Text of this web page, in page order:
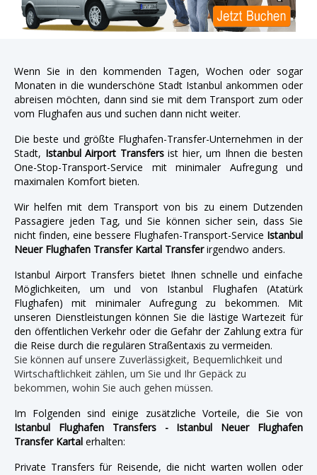
Wenn Sie in den kommenden Tagen, Wochen oder sogar
Monaten in die wunderschöne Stadt Istanbul ankommen oder
abreisen möchten, dann sind sie mit dem Transport zum oder
vom Flughafen aus und suchen dann nicht weiter.
Die beste und größte Flughafen-Transfer-Unternehmen in der
Stadt, Istanbul Airport Transfersist hier, um Ihnen die besten
One-Stop-Transport-Service mit minimaler Aufregung und
maximalen Komfort bieten.
Wir helfen mit dem Transport von bis zu einem Dutzenden
Passagiere jeden Tag, und Sie können sicher sein, dass Sie
nicht finden, eine bessere Flughafen-Transport-Service Istanbul
Neuer Flughafen Transfer Kartal Transferirgendwo anders.
Istanbul Airport Transfers bietet Ihnen schnelle und einfache
Möglichkeiten, um und von Istanbul Flughafen (Atatürk
Flughafen) mit minimaler Aufregung zu bekommen. Mit
unseren Dienstleistungen können Sie die lästige Wartezeit für
den öffentlichen Verkehr oder die Gefahr der Zahlung extra für
die Reise durch die regulären Straßentaxis zu vermeiden.
Sie können auf unsere Zuverlässigkeit, Bequemlichkeit und
Wirtschaftlichkeit zählen, um Sie und Ihr Gepäck zu
bekommen, wohin Sie auch gehen müssen.
Im Folgenden sind einige zusätzliche Vorteile, die Sie von
Istanbul Flughafen Transfers - Istanbul Neuer Flughafen
Transfer Kartal erhalten:
Private Transfers für Reisende, die nicht warten wollen oder